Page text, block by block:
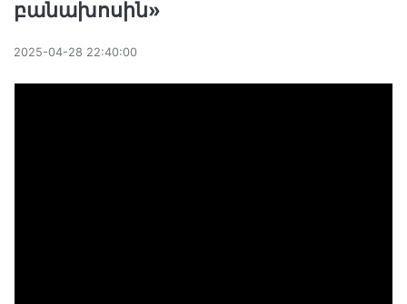
բանախոսին»
2025-04-28 22:40:00